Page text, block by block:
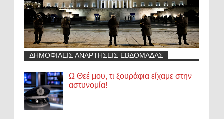
ΔΗΜΟΦΙΛΕΙΣ ΑΝΑΡΤΗΣΕΙΣ ΕΒΔΟΜΑΔΑΣ
Ω Θεέ μου, τι ξουράφια είχαμε στην
αστυνομία!